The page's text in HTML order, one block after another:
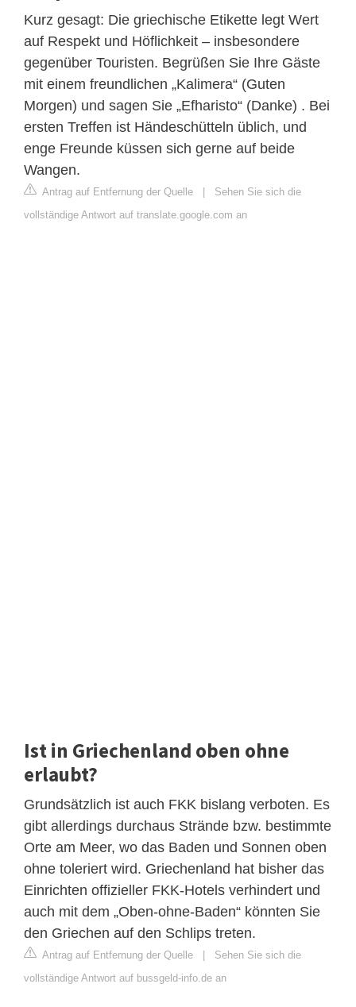
Kurz gesagt: Die griechische Etikette legt Wert
auf Respekt und Höflichkeit – insbesondere
gegenüber Touristen. Begrüßen Sie Ihre Gäste
mit einem freundlichen „Kalimera“ (Guten
Morgen) und sagen Sie „Efharisto“ (Danke) . Bei
ersten Treffen ist Händeschütteln üblich, und
enge Freunde küssen sich gerne auf beide
Wangen.
Antrag auf Entfernung der Quelle | Sehen Sie sich die
vollständige Antwort auf translate.google.com an
Ist in Griechenland oben ohne
erlaubt?
Grundsätzlich ist auch FKK bislang verboten. Es
gibt allerdings durchaus Strände bzw. bestimmte
Orte am Meer, wo das Baden und Sonnen oben
ohne toleriert wird. Griechenland hat bisher das
Einrichten offizieller FKK-Hotels verhindert und
auch mit dem „Oben-ohne-Baden“ könnten Sie
den Griechen auf den Schlips treten.
Antrag auf Entfernung der Quelle | Sehen Sie sich die
vollständige Antwort auf bussgeld-info.de an